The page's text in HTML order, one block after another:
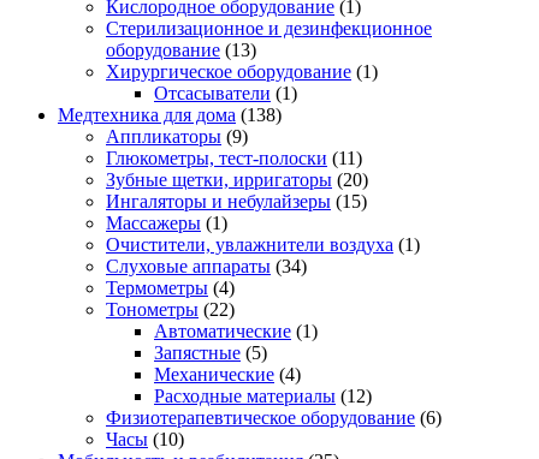
Кислородное оборудование (1)
Стерилизационное и дезинфекционное
оборудование (13)
Хирургическое оборудование (1)
Отсасыватели (1)
Медтехника для дома (138)
Аппликаторы (9)
Глюкометры, тест-полоски (11)
Зубные щетки, ирригаторы (20)
Ингаляторы и небулайзеры (15)
Массажеры (1)
Очистители, увлажнители воздуха (1)
Слуховые аппараты (34)
Термометры (4)
Тонометры (22)
Автоматические (1)
Запястные (5)
Механические (4)
Расходные материалы (12)
Физиотерапевтическое оборудование (6)
Часы (10)